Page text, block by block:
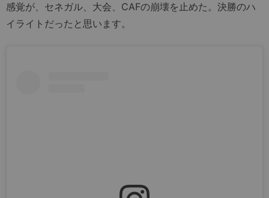
感覚が、セネガル、大会、CAFの崩壊を止めた。決勝のハ
イライトだったと思います。